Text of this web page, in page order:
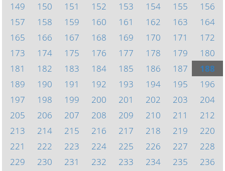
149
150 151 152 153 154 155
156
157
158 159 160 161 162 163
164
165
166 167 168 169 170 171
172
173
174 175 176 177 178 179
180
181
182 183 184 185 186 187
188
189
190 191 192 193 194 195
196
197
198 199 200 201 202 203
204
205
206 207 208 209 210 211
212
213
214 215 216 217 218 219
220
221
222 223 224 225 226 227
228
229
230 231 232 233 234 235
236